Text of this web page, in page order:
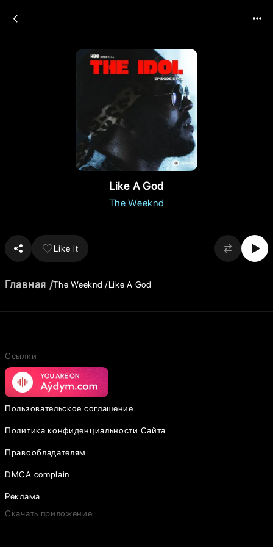
Like A God
The Weeknd
Like it
Главная The Weeknd Like A God
Ссылки
Пользовательское соглашение
Политика конфиденциальности Сайта
Правообладателям
DMCA complain
Реклама
Скачать приложение